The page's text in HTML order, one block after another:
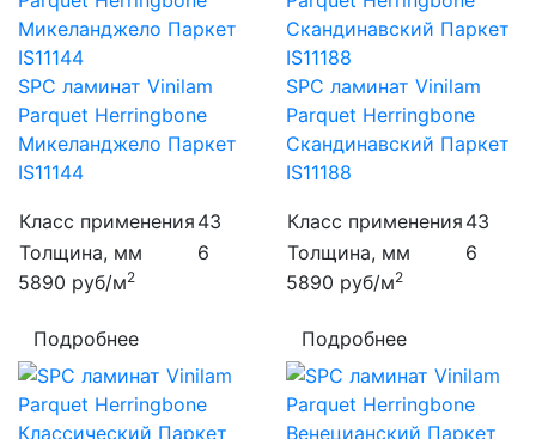
SPC ламинат Vinilam
Parquet Herringbone
Микеланджело Паркет
IS11144
Класс применения 43
Толщина, мм
6
5890 руб/м2
Подробнее
SPC ламинат Vinilam
Parquet Herringbone
Скандинавский Паркет
IS11188
Класс применения 43
Толщина, мм
6
5890 руб/м2
Подробнее